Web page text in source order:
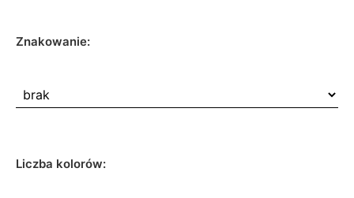
Znakowanie:
Liczba kolorów: